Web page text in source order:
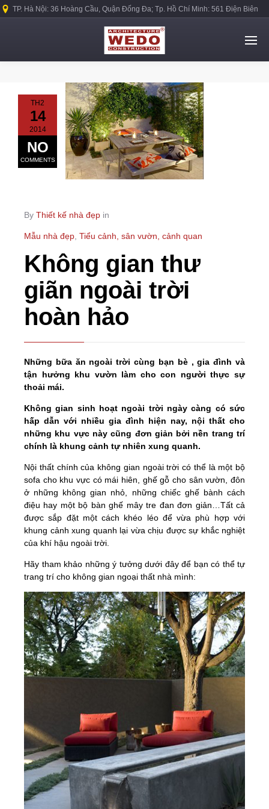
TP. Hà Nội: 36 Hoàng Cầu, Quận Đống Đa; Tp. Hồ Chí Minh: 561 Điện Biên
TH2
14
2014
NO
COMMENTS
By Thiết kế nhà đẹp in
Mẫu nhà đẹp Tiểu cảnh, sân vườn, cảnh quan
Không gian thư
giãn ngoài trời
hoàn hảo
Những bữa ăn ngoài trời cùng bạn bè , gia đình và
tận hưởng khu vườn làm cho con người thực sự
thoải mái.
Không gian sinh hoạt ngoài trời ngày càng có sức
hấp dẫn với nhiều gia đình hiện nay, nội thất cho
những khu vực này cũng đơn giản bởi nền trang trí
chính là khung cảnh tự nhiên xung quanh.
Nội thất chính của không gian ngoài trời có thể là một bộ
sofa cho khu vực có mái hiên, ghế gỗ cho sân vườn, đôn
ở những không gian nhỏ, những chiếc ghế bành cách
điệu hay một bộ bàn ghế mây tre đan đơn giản…Tất cả
được sắp đặt một cách khéo léo để vừa phù hợp với
khung cảnh xung quanh lại vừa chịu được sự khắc nghiệt
của khí hậu ngoài trời.
Hãy tham khảo những ý tưởng dưới đây để bạn có thể tự
trang trí cho không gian ngoại thất nhà mình: